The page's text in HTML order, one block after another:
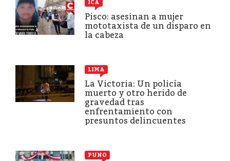
ICA
Pisco: asesinan a mujer
mototaxista de un disparo en
la cabeza
LIMA
La Victoria: Un policía
muerto y otro herido de
gravedad tras
enfrentamiento con
presuntos delincuentes
PUNO